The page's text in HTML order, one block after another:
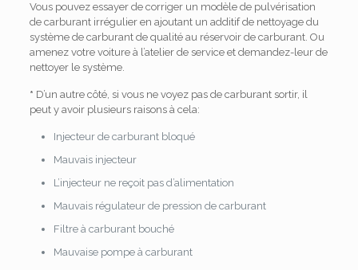
Vous pouvez essayer de corriger un modèle de pulvérisation
de carburant irrégulier en ajoutant un additif de nettoyage du
système de carburant de qualité au réservoir de carburant. Ou
amenez votre voiture à l’atelier de service et demandez-leur de
nettoyer le système.
* D’un autre côté, si vous ne voyez pas de carburant sortir, il
peut y avoir plusieurs raisons à cela:
Injecteur de carburant bloqué
Mauvais injecteur
L’injecteur ne reçoit pas d’alimentation
Mauvais régulateur de pression de carburant
Filtre à carburant bouché
Mauvaise pompe à carburant